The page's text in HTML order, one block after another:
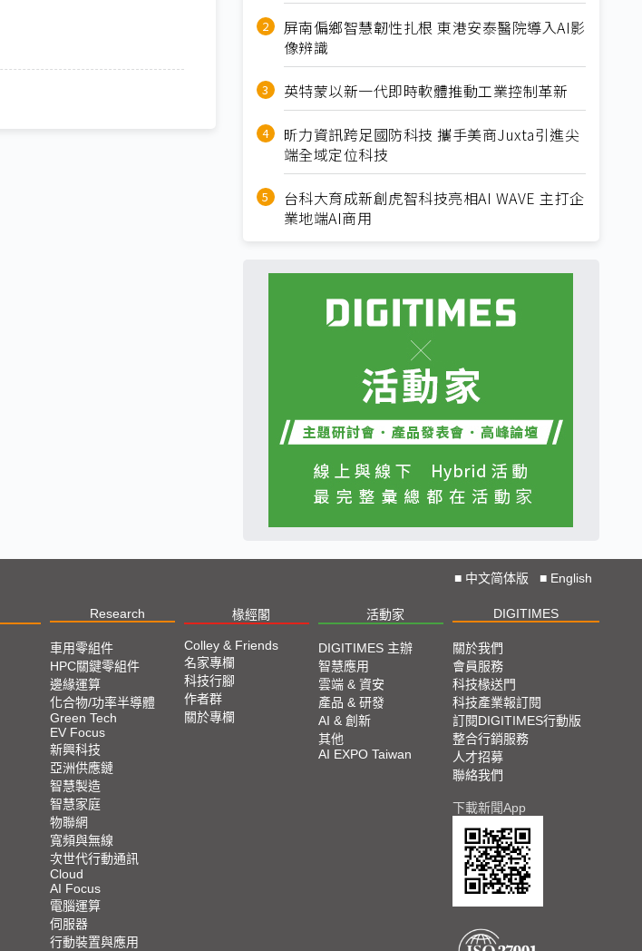
屏南偏鄉智慧韌性扎根 東港安泰醫院導入AI影
像辨識
英特蒙以新一代即時軟體推動工業控制革新
昕力資訊跨足國防科技 攜手美商Juxta引進尖
端全域定位科技
台科大育成新創虎智科技亮相AI WAVE 主打企
業地端AI商用
■ 中文简体版 ■ English
Research 椽經閣 活動家 DIGITIMES
車用零組件
HPC關鍵零組件
邊緣運算
化合物/功率半導體
Green Tech
EV Focus
新興科技
亞洲供應鏈
智慧製造
智慧家庭
物聯網
寬頻與無線
次世代行動通訊
Cloud
AI Focus
電腦運算
伺服器
行動裝置與應用
Colley & Friends
名家專欄
科技行腳
作者群
關於專欄
DIGITIMES 主辦
智慧應用
雲端 & 資安
產品 & 研發
AI & 創新
其他
AI EXPO Taiwan
關於我們
會員服務
科技椽送門
科技產業報訂閱
訂閱DIGITIMES行動版
整合行銷服務
人才招募
聯絡我們
下載新聞App